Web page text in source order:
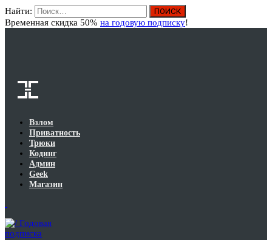
Найти:
Временная скидка 50% на годовую подписку!
Взлом
Приватность
Трюки
Кодинг
Админ
Geek
Магазин
Годовая
подписка